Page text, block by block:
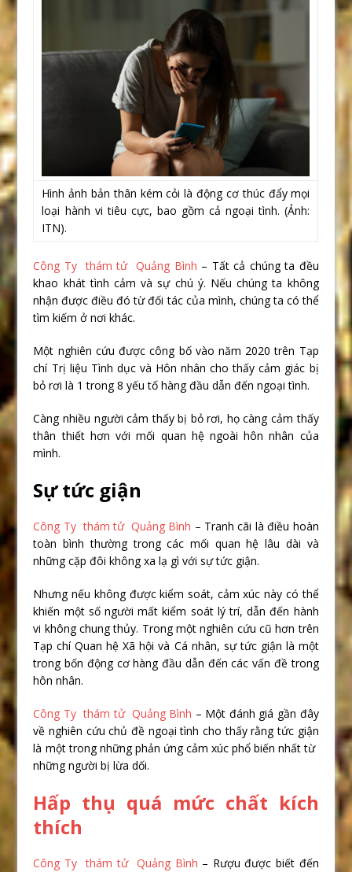
Hình ảnh bản thân kém cỏi là động cơ thúc đẩy mọi
loại hành vi tiêu cực, bao gồm cả ngoại tình. (Ảnh:
ITN).
Công Ty thám tử Quảng Bình – Tất cả chúng ta đều
khao khát tình cảm và sự chú ý. Nếu chúng ta không
nhận được điều đó từ đối tác của mình, chúng ta có thể
tìm kiếm ở nơi khác.
Một nghiên cứu được công bố vào năm 2020 trên Tạp
chí Trị liệu Tình dục và Hôn nhân cho thấy cảm giác bị
bỏ rơi là 1 trong 8 yếu tố hàng đầu dẫn đến ngoại tình.
Càng nhiều người cảm thấy bị bỏ rơi, họ càng cảm thấy
thân thiết hơn với mối quan hệ ngoài hôn nhân của
mình.
Sự tức giận
Công Ty thám tử Quảng Bình – Tranh cãi là điều hoàn
toàn bình thường trong các mối quan hệ lâu dài và
những cặp đôi không xa lạ gì với sự tức giận.
Nhưng nếu không được kiểm soát, cảm xúc này có thể
khiến một số người mất kiểm soát lý trí, dẫn đến hành
vi không chung thủy. Trong một nghiên cứu cũ hơn trên
Tạp chí Quan hệ Xã hội và Cá nhân, sự tức giận là một
trong bốn động cơ hàng đầu dẫn đến các vấn đề trong
hôn nhân.
Công Ty thám tử Quảng Bình – Một đánh giá gần đây
về nghiên cứu chủ đề ngoại tình cho thấy rằng tức giận
là một trong những phản ứng cảm xúc phổ biến nhất từ ​​
những người bị lừa dối.
Hấp thụ quá mức chất kích
thích
Công Ty thám tử Quảng Bình – Rượu được biết đến